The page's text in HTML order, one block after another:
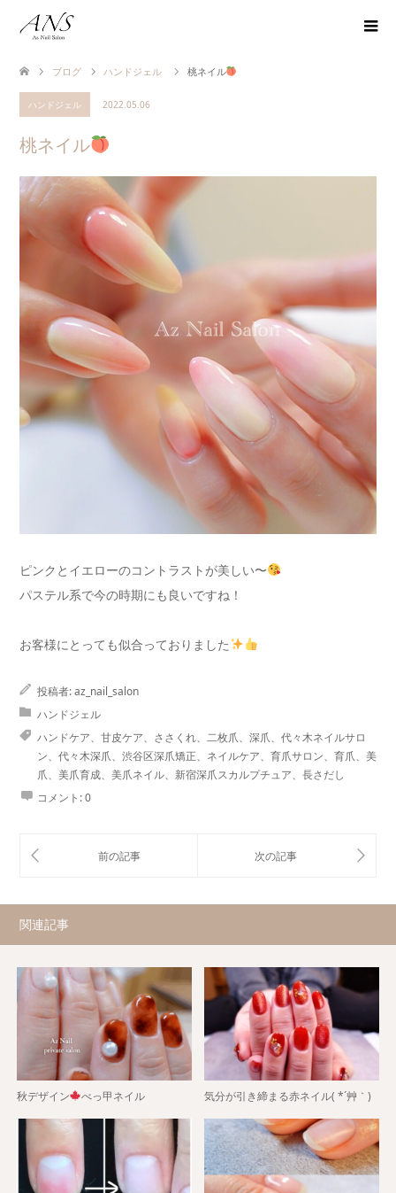
ブログ ハンドジェル 桃ネイル
ハンドジェル 2022.05.06
桃ネイル
ピンクとイエローのコントラストが美しい〜
パステル系で今の時期にも良いですね！
お客様にとっても似合っておりました
投稿者:az_nail_salon
ハンドジェル
ハンドケア、甘皮ケア、ささくれ、二枚爪、深爪、代々木ネイルサロ
ン、代々木深爪、渋谷区深爪矯正、ネイルケア、育爪サロン、育爪、美
爪、美爪育成、美爪ネイル、新宿深爪スカルプチュア、長さだし
コメント:0
関連記事
秋デザイン べっ甲ネイル 気分が引き締まる赤ネイル( *´艸｀)